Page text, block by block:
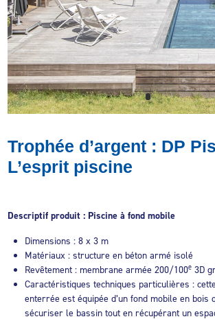
Trophée d’argent : DP
L’esprit piscine
Descriptif produit : Piscine à fond mobile
Dimensions : 8 x 3 m
Matériaux : structure en béton armé isolé
Revêtement : membrane armée 200/100e 3D
Caractéristiques techniques particulières :
enterrée est équipée d’un fond mobile en bois
sécuriser le bassin tout en récupérant un